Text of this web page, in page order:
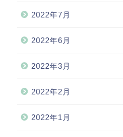
2022年7月
2022年6月
2022年3月
2022年2月
2022年1月